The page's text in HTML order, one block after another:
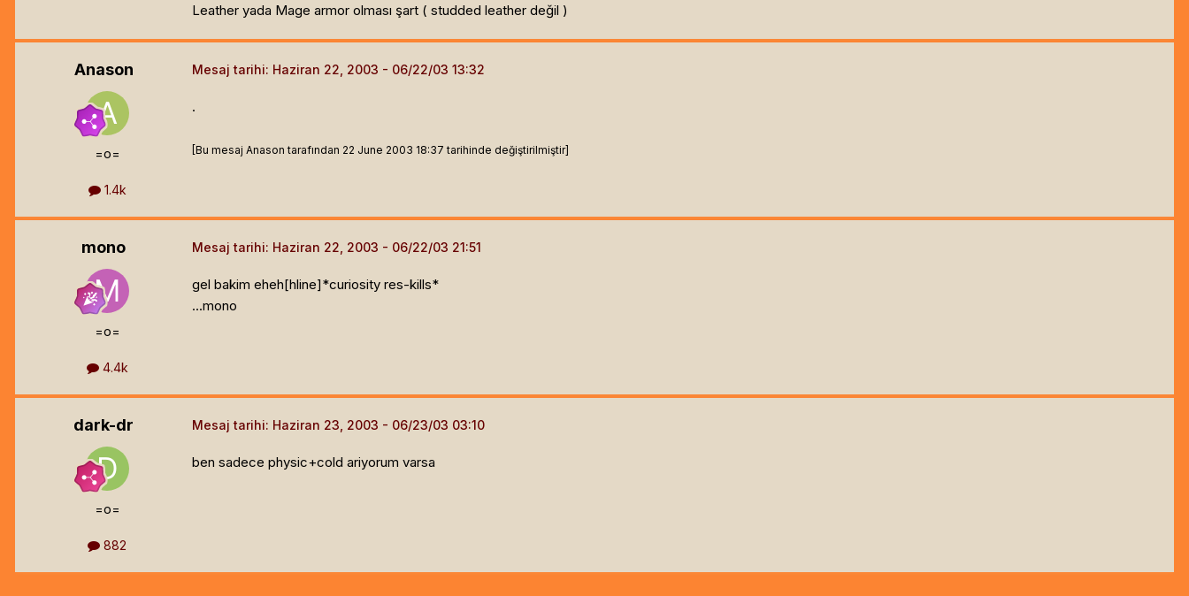
Leather yada Mage armor olması şart ( studded leather değil )
Anason
=o=
1.4k
Mesaj tarihi: Haziran 22, 2003
.
[Bu mesaj Anason tarafından 22 June 2003 18:37 tarihinde değiştirilmiştir]
mono
=o=
4.4k
Mesaj tarihi: Haziran 22, 2003
gel bakim eheh[hline]*curiosity res-kills*
...mono
dark-dr
=o=
882
Mesaj tarihi: Haziran 23, 2003
ben sadece physic+cold ariyorum varsa